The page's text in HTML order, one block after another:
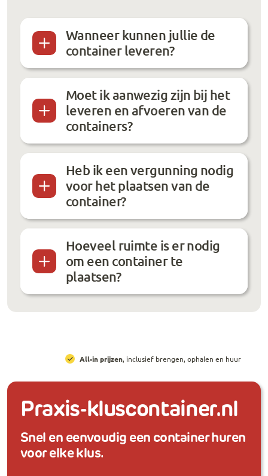
Wanneer kunnen jullie de
container leveren?
Moet ik aanwezig zijn bij het
leveren en afvoeren van de
containers?
Heb ik een vergunning nodig
voor het plaatsen van de
container?
Hoeveel ruimte is er nodig
om een container te
plaatsen?
All-in prijzen, inclusief brengen, ophalen en huur
Praxis-kluscontainer.nl
Snel en eenvoudig een container huren
voor elke klus.